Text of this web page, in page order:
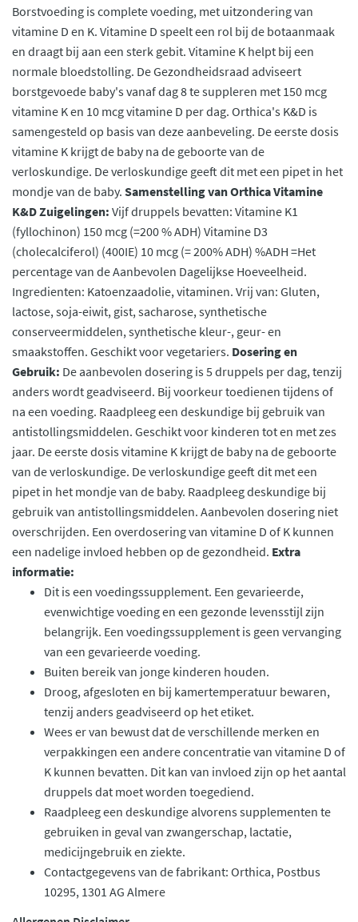
Borstvoeding is complete voeding, met uitzondering van
vitamine D en K. Vitamine D speelt een rol bij de botaanmaak
en draagt bij aan een sterk gebit. Vitamine K helpt bij een
normale bloedstolling. De Gezondheidsraad adviseert
borstgevoede baby's vanaf dag 8 te suppleren met 150 mcg
vitamine K en 10 mcg vitamine D per dag. Orthica's K&D is
samengesteld op basis van deze aanbeveling. De eerste dosis
vitamine K krijgt de baby na de geboorte van de
verloskundige. De verloskundige geeft dit met een pipet in het
mondje van de baby. Samenstelling van Orthica Vitamine
K&D Zuigelingen: Vijf druppels bevatten: Vitamine K1
(fyllochinon) 150 mcg (=200 % ADH) Vitamine D3
(cholecalciferol) (400IE) 10 mcg (= 200% ADH) %ADH =Het
percentage van de Aanbevolen Dagelijkse Hoeveelheid.
Ingredienten: Katoenzaadolie, vitaminen. Vrij van: Gluten,
lactose, soja-eiwit, gist, sacharose, synthetische
conserveermiddelen, synthetische kleur-, geur- en
smaakstoffen. Geschikt voor vegetariers. Dosering en
Gebruik: De aanbevolen dosering is 5 druppels per dag, tenzij
anders wordt geadviseerd. Bij voorkeur toedienen tijdens of
na een voeding. Raadpleeg een deskundige bij gebruik van
antistollingsmiddelen. Geschikt voor kinderen tot en met zes
jaar. De eerste dosis vitamine K krijgt de baby na de geboorte
van de verloskundige. De verloskundige geeft dit met een
pipet in het mondje van de baby. Raadpleeg deskundige bij
gebruik van antistollingsmiddelen. Aanbevolen dosering niet
overschrijden. Een overdosering van vitamine D of K kunnen
een nadelige invloed hebben op de gezondheid. Extra
informatie:
Dit is een voedingssupplement. Een gevarieerde,
evenwichtige voeding en een gezonde levensstijl zijn
belangrijk. Een voedingssupplement is geen vervanging
van een gevarieerde voeding.
Buiten bereik van jonge kinderen houden.
Droog, afgesloten en bij kamertemperatuur bewaren,
tenzij anders geadviseerd op het etiket.
Wees er van bewust dat de verschillende merken en
verpakkingen een andere concentratie van vitamine D of
K kunnen bevatten. Dit kan van invloed zijn op het aantal
druppels dat moet worden toegediend.
Raadpleeg een deskundige alvorens supplementen te
gebruiken in geval van zwangerschap, lactatie,
medicijngebruik en ziekte.
Contactgegevens van de fabrikant: Orthica, Postbus
10295, 1301 AG Almere